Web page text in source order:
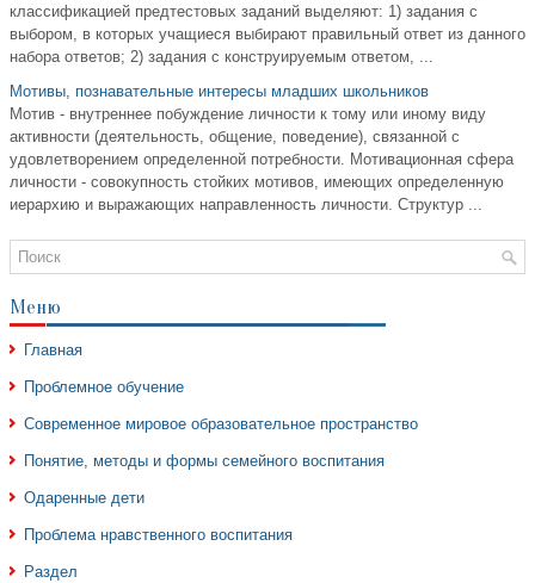
классификацией предтестовых заданий выделяют: 1) задания с
выбором, в которых учащиеся выбирают правильный ответ из данного
набора ответов; 2) задания с конструируемым ответом, ...
Мотивы, познавательные интересы младших школьников
Мотив - внутреннее побуждение личности к тому или иному виду
активности (деятельность, общение, поведение), связанной с
удовлетворением определенной потребности. Мотивационная сфера
личности - совокупность стойких мотивов, имеющих определенную
иерархию и выражающих направленность личности. Структур ...
Меню
Главная
Проблемное обучение
Современное мировое образовательное пространство
Понятие, методы и формы семейного воспитания
Одаренные дети
Проблема нравственного воспитания
Раздел